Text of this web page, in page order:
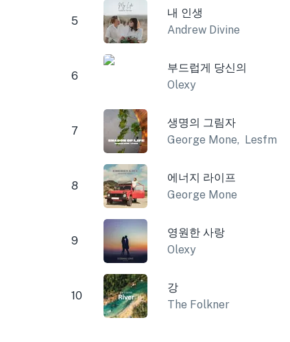
5
내 인생
Andrew Divine
6
부드럽게 당신의
Olexy
7
생명의 그림자
George Mone, Lesfm
8
에너지 라이프
George Mone
9
영원한 사랑
Olexy
10
강
The Folkner